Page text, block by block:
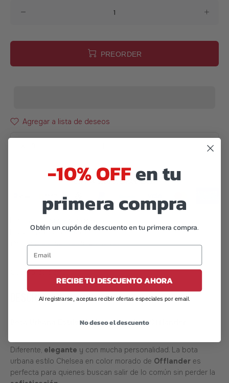
PREORDER
Agregar a lista de deseos
Código de barras: 07506559923614
DESCRIPCIÓN
Bota Urbana Estilo Chelsea Morado – Offlander
Diferente, elegante y con mucha personalidad. La bota
urbana estilo Chelsea en color morado de Offlander es
perfecta para quienes buscan salir de lo común sin perder la
-10% OFFen tu
primera compra
Obtén un cupón de descuento en tu primera compra.
RECIBE TU DESCUENTO AHORA
Al registrarse, aceptas recibir ofertas especiales por email.
No deseo el descuento